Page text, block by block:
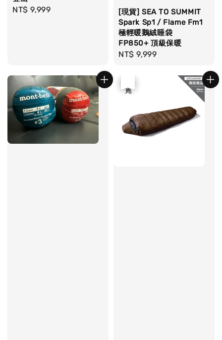
Regular
NT$ 9,999
[現貨] SEA TO SUMMIT
Spark Sp1 / Flame Fm1
極輕暖鵝絨睡袋
FP850+ 頂級保暖
Regular
NT$ 9,999